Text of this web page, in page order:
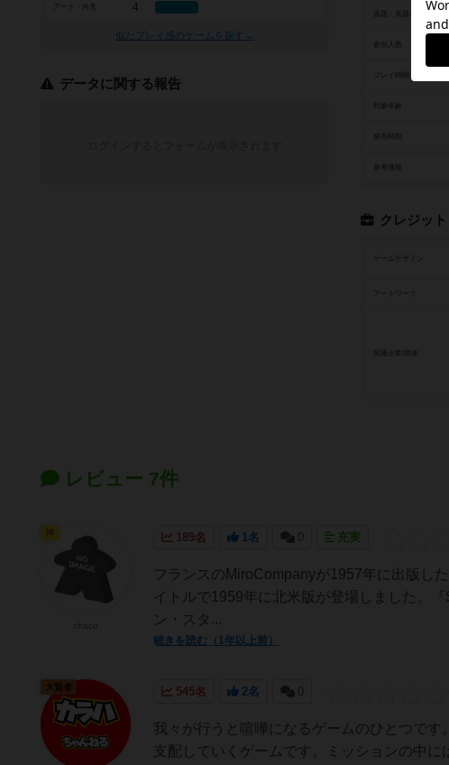
参加人数
参考価格
クレジット
ゲームデザイン
アートワーク
アート・外見 4
似たプレイ感のゲームを探す→
データに関する報告
レビュー 7件
189名 1名 0 充実
フランスのMiroCompanyが1957年に出版し
イトルで1959年に北米版が登場しました。
ン・スタ...
続きを読む（1年以上前）
545名 2名 0
我々が行うと喧嘩になるゲームのひとつで
支配していくゲームです。ミッションの中
大賢者